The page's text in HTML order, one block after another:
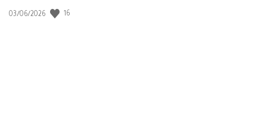
:
state
Date
03/06/2026 16